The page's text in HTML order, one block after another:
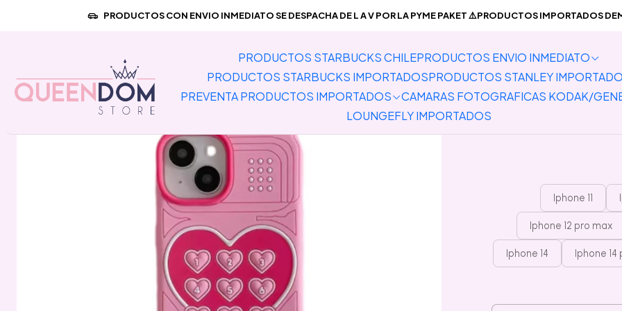
PRODUCTOS STARBUCKS CHILEPRODUCTOS ENVIO INMEDIATO
PRODUCTOS STARBUCKS IMPORTADOSPRODUCTOS STANLEY
PREVENTA PRODUCTOS IMPORTADOS
CAMARAS FOTOGRAFICAS KODAK/
LOUNGEFLY IMPORTADOS
PRODUCTOS CON ENVIO INMEDIATO SE DESPACHA DE L A V POR LA PYME PAKET ⚠️PRODUCTOS IMPORTADOS
Inicio PREVENTA PRODUCTOS IMPORTADOS Carcasas para Celulares y Auriculares Carcasas Iphone
Preventa
Iphone 11
Iphone 12 pro max
Iphone 14 Iphone 14